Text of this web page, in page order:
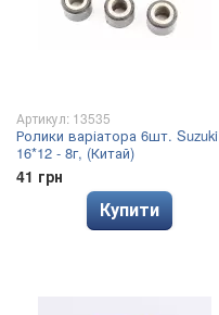
Артикул: 13535
Ролики варіатора 6шт. Suzuki
16*12 - 8г, (Китай)
41 грн
Купити